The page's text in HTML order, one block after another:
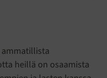
heillä on osaamista